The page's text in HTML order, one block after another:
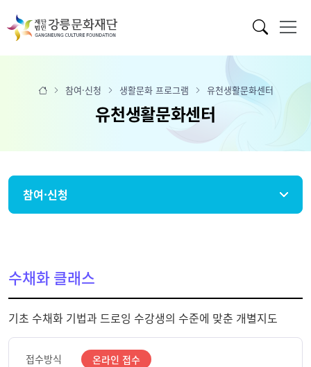
참여·신청 생활문화 프로그램 유천생활문화센터
유천생활문화센터
참여·신청
수채화 클래스
기초 수채화 기법과 드로잉 수강생의 수준에 맞춘 개별지도
접수방식 온라인 접수